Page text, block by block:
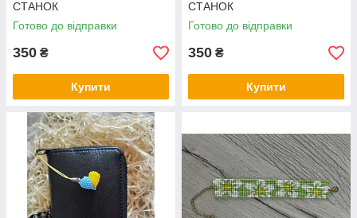
СТАНОК
Готово до відправки
350 ₴
Купити
СТАНОК
Готово до відправки
350 ₴
Купити